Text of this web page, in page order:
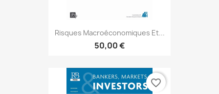
Risques Macroéconomiques Et...
50,00 €
favorite_border